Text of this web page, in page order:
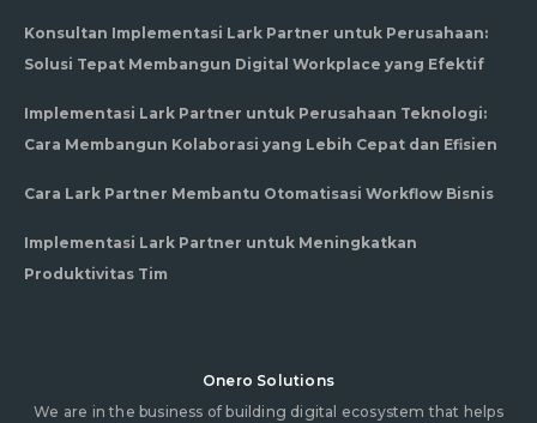
Konsultan Implementasi Lark Partner untuk Perusahaan:
Solusi Tepat Membangun Digital Workplace yang Efektif
Implementasi Lark Partner untuk Perusahaan Teknologi:
Cara Membangun Kolaborasi yang Lebih Cepat dan Efisien
Cara Lark Partner Membantu Otomatisasi Workflow Bisnis
Implementasi Lark Partner untuk Meningkatkan
Produktivitas Tim
Onero Solutions
We are in the business of building digital ecosystem that helps